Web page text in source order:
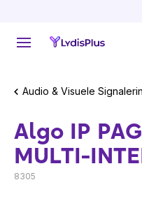
Audio & Visuele
Algo IP
MULTI-
8305